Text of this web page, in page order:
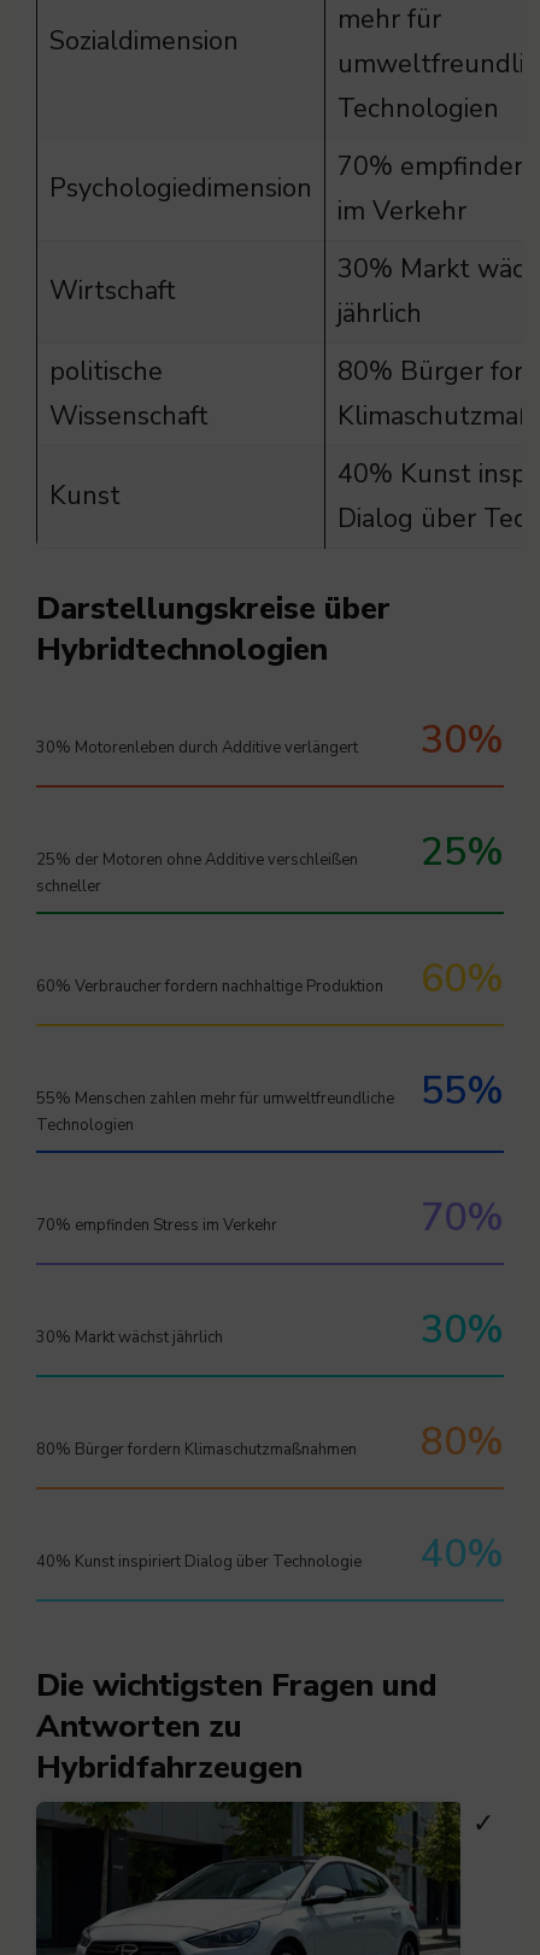
Sozialdimension
mehr für
Technologien
Psychologiedimension
70% empfinden
im Verkehr
Wirtschaft
30% Markt
jährlich
politische
Wissenschaft
80% Bürger
Kunst
40% Kunst
Dialog über
Darstellungskreise über
Hybridtechnologien
30% Motorenleben durch Additive verlängert 30%
25% der Motoren ohne Additive verschleißen
schneller
25%
60% Verbraucher fordern nachhaltige Produktion 60%
55% Menschen zahlen mehr für umweltfreundliche
Technologien
55%
70% empfinden Stress im Verkehr 70%
30% Markt wächst jährlich 30%
80% Bürger fordern Klimaschutzmaßnahmen 80%
40% Kunst inspiriert Dialog über Technologie 40%
Die wichtigsten Fragen und
Antworten zu
Hybridfahrzeugen
✓